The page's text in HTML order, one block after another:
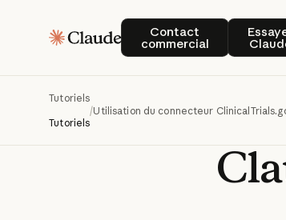
Contact
commercial
Contact commercial
Tutoriels
Tutoriels
/Utilisation du connecteur